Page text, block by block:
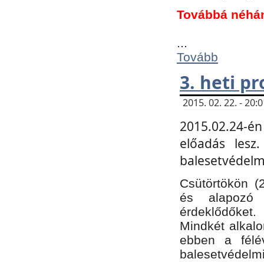
Továbbá
...
Tovább
3. heti
2015. 02. 22. -
2015.02.24-
előadás
Csütörtökön
és alapozó
érdeklődőket.
Mindkét
ebben a